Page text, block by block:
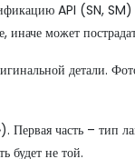
API (SN, SM)
может
детали.
часть – тип
будет не той.